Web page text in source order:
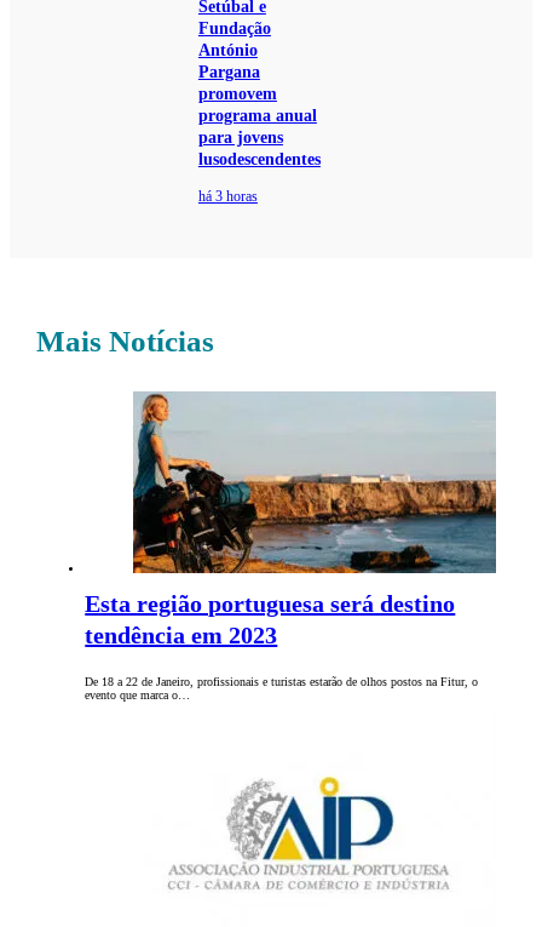
Setúbal e
Fundação
António
Pargana
promovem
programa anual
para jovens
lusodescendentes
há 3 horas
Mais Notícias
Esta região portuguesa será destino
tendência em 2023
De 18 a 22 de Janeiro, profissionais e turistas estarão de olhos postos na Fitur, o
evento que marca o…